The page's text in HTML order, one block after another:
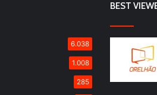
6.038
1.008
285
BEST